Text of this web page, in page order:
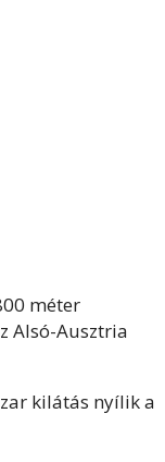
méter
Alsó-Ausztria
kilátás nyílik a